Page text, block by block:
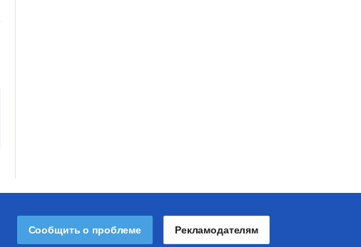
Сообщить о проблеме Рекламодателям